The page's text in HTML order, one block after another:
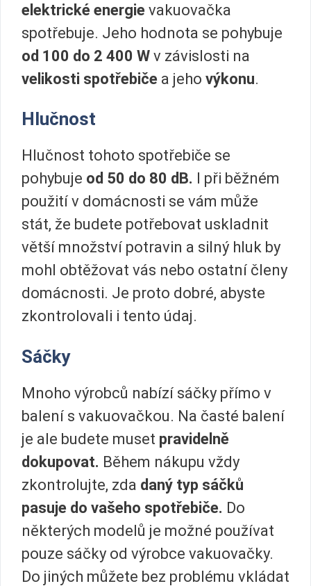
elektrické energie vakuovačka
spotřebuje. Jeho hodnota se pohybuje
od 100 do 2 400 W v závislosti na
velikosti spotřebiče a jeho výkonu.
Hlučnost
Hlučnost tohoto spotřebiče se
pohybuje od 50 do 80 dB. I při běžném
použití v domácnosti se vám může
stát, že budete potřebovat uskladnit
větší množství potravin a silný hluk by
mohl obtěžovat vás nebo ostatní členy
domácnosti. Je proto dobré, abyste
zkontrolovali i tento údaj.
Sáčky
Mnoho výrobců nabízí sáčky přímo v
balení s vakuovačkou. Na časté balení
je ale budete muset pravidelně
dokupovat. Během nákupu vždy
zkontrolujte, zda daný typ sáčků
pasuje do vašeho spotřebiče. Do
některých modelů je možné používat
pouze sáčky od výrobce vakuovačky.
Do jiných můžete bez problému vkládat